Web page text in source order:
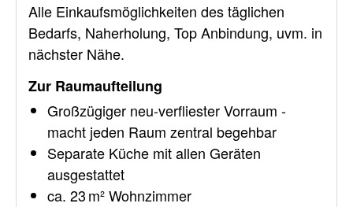
Alle Einkaufsmöglichkeiten des täglichen
Bedarfs, Naherholung, Top Anbindung, uvm. in
nächster Nähe.
Zur Raumaufteilung
Großzügiger neu-verfliester Vorraum -
macht jeden Raum zentral begehbar
Separate Küche mit allen Geräten
ausgestattet
ca. 23 m² Wohnzimmer